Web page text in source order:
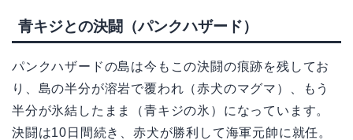
青キジとの決闘（パンクハザード）
パンクハザードの島は今もこの決闘の痕跡を残してお
り、島の半分が溶岩で覆われ（赤犬のマグマ）、もう
半分が氷結したまま（青キジの氷）になっています。
決闘は10日間続き、赤犬が勝利して海軍元帥に就任。